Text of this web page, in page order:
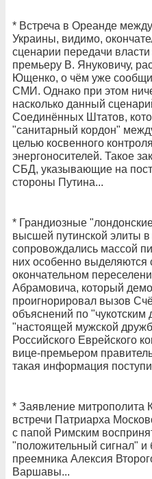
* Встреча в Ореанде
Украины, видимо,
сценарии передачи
премьеру В. Януковичу,
Ющенко, о чём уже
СМИ. Однако при этом
насколько данный
Соединённых Штатов,
"санитарный кордон"
целью косвенного
энергоносителей. Такое
СБД, указывающие на
стороны Путина...
* Грандиозные
высшей путинской элиты в
сопровождались массой
них особенно
окончательном
Абрамовича, который
проигнорировал вызов
объяснений по "чукотским
"настоящей мужской
Российского Еврейского
вице-премьером
такая информация
* Заявление митрополита
встречи Патриарха
с папой Римским
"положительный сигнал" и
преемника Алексия
Варшавы...